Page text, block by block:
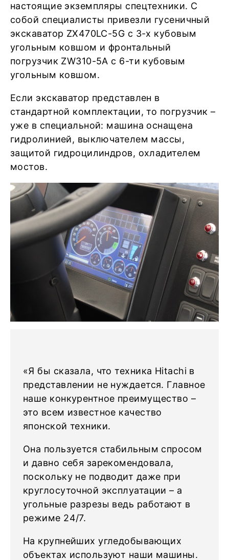
настоящие экземпляры спецтехники. С
собой специалисты привезли гусеничный
экскаватор ZX470LC-5G с 3-х кубовым
угольным ковшом и фронтальный
погрузчик ZW310-5A с 6-ти кубовым
угольным ковшом.
Если экскаватор представлен в
стандартной комплектации, то погрузчик –
уже в специальной: машина оснащена
гидролинией, выключателем массы,
защитой гидроцилиндров, охладителем
мостов.
«Я бы сказала, что техника Hitachi в
представлении не нуждается. Главное
наше конкурентное преимущество –
это всем известное качество
японской техники.
Она пользуется стабильным спросом
и давно себя зарекомендовала,
поскольку не подводит даже при
круглосуточной эксплуатации – а
угольные разрезы ведь работают в
режиме 24/7.
На крупнейших угледобывающих
объектах используют наши машины.